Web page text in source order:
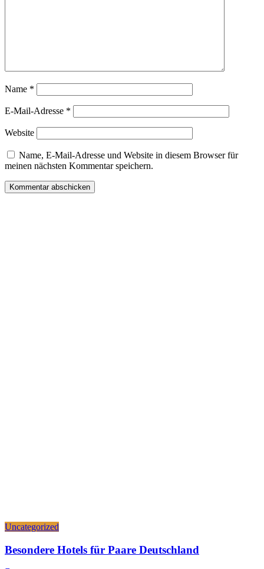
Name *
E-Mail-Adresse *
Website
Name, E-Mail-Adresse und Website in diesem Browser für
meinen nächsten Kommentar speichern.
Uncategorized
Besondere Hotels für Paare Deutschland